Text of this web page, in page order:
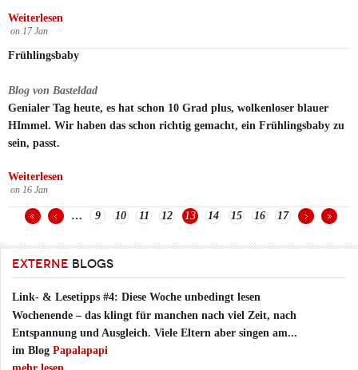
Weiterlesen
on 17 Jan
Frühlingsbaby
Blog von Basteldad
Genialer Tag heute, es hat schon 10 Grad plus, wolkenloser blauer
HImmel. Wir haben das schon richtig gemacht, ein Frühlingsbaby zu
sein, passt.
Weiterlesen
on 16 Jan
… 9 10 11 12 13 14 15 16 17
EXTERNE BLOGS
Link- & Lesetipps #4: Diese Woche unbedingt lesen
Wochenende – das klingt für manchen nach viel Zeit, nach
Entspannung und Ausgleich. Viele Eltern aber singen am...
im Blog Papalapapi